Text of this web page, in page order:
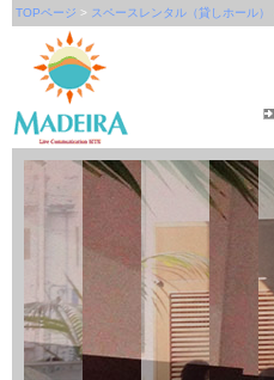
TOPページ > スペースレンタル（貸しホール）